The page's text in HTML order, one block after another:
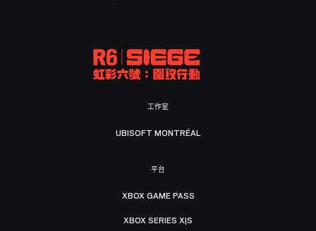
工作室
UBISOFT MONTRÉAL
平台
XBOX GAME PASS
XBOX SERIES X|S